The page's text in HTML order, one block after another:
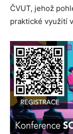
ČVUT, jehož
praktické využití